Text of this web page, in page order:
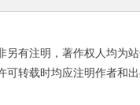
有注明，著作权人均为
转载时均应注明作者和